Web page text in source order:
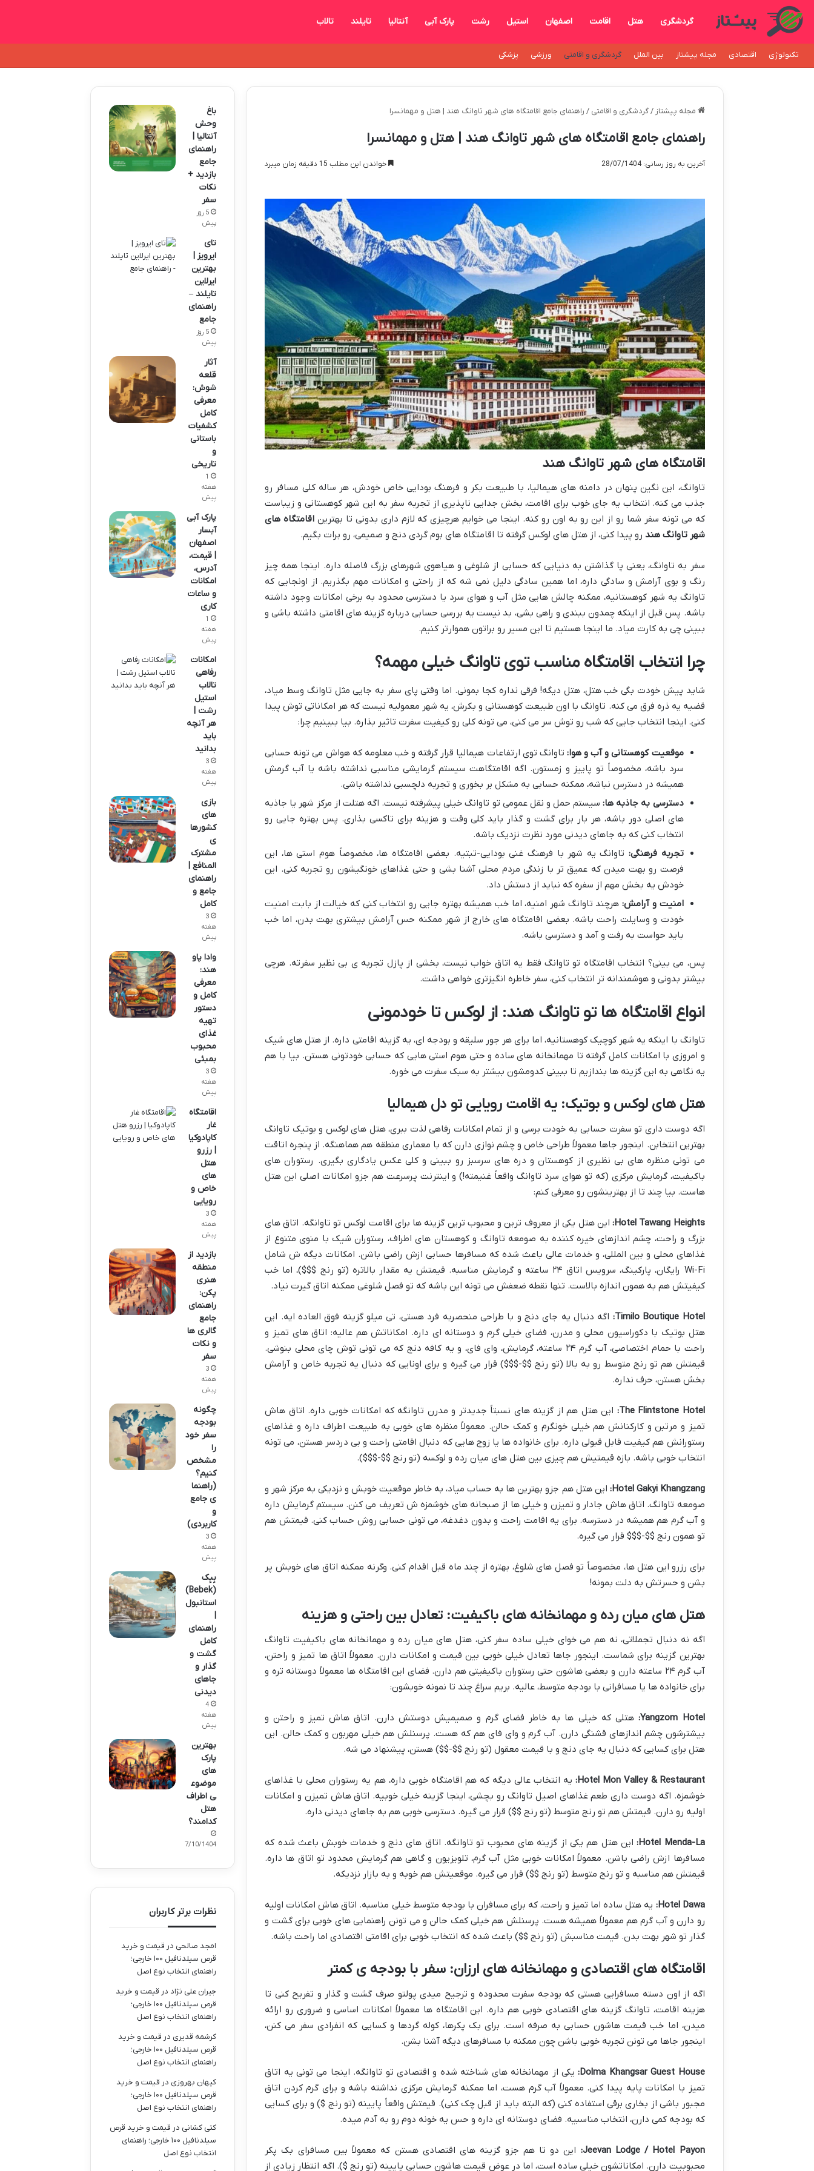
گردشگری هتل اقامت اصفهان استیل رشت پارک آبی آنتالیا تایلند تالاب
تکنولوژی اقتصادی مجله پیشتاز بین الملل گردشگری و اقامتی ورزشی پزشکی
مجله پیشتاز / گردشگری و اقامتی / راهنمای جامع اقامتگاه های شهر تاوانگ هند | هتل و مهمانسرا
راهنمای جامع اقامتگاه های شهر تاوانگ هند | هتل و مهمانسرا
آخرین به روز رسانی: 28/07/1404 خواندن این مطلب 15 دقیقه زمان میبرد
اقامتگاه های شهر تاوانگ هند
تاوانگ، این نگین پنهان در دامنه های هیمالیا، با طبیعت بکر و فرهنگ بودایی خاص خودش، هر ساله کلی مسافر رو
جذب می کنه. انتخاب یه جای خوب برای اقامت، بخش جدایی ناپذیری از تجربه سفر به این شهر کوهستانی و زیباست
که می تونه سفر شما رو از این رو به اون رو کنه. اینجا می خوایم هرچیزی که لازم داری بدونی تا بهترین اقامتگاه های
شهر تاوانگ هند رو پیدا کنی، از هتل های لوکس گرفته تا اقامتگاه های بوم گردی دنج و صمیمی، رو برات بگیم.
سفر به تاوانگ، یعنی پا گذاشتن به دنیایی که حسابی از شلوغی و هیاهوی شهرهای بزرگ فاصله داره. اینجا همه چیز
رنگ و بوی آرامش و سادگی داره، اما همین سادگی دلیل نمی شه که از راحتی و امکانات مهم بگذریم. از اونجایی که
تاوانگ یه شهر کوهستانیه، ممکنه چالش هایی مثل آب و هوای سرد یا دسترسی محدود به برخی امکانات وجود داشته
باشه. پس قبل از اینکه چمدون ببندی و راهی بشی، بد نیست یه بررسی حسابی درباره گزینه های اقامتی داشته باشی و
ببینی چی به کارت میاد. ما اینجا هستیم تا این مسیر رو براتون هموارتر کنیم.
چرا انتخاب اقامتگاه مناسب توی تاوانگ خیلی مهمه؟
شاید پیش خودت بگی خب هتل، هتل دیگه! فرقی نداره کجا بمونی. اما وقتی پای سفر به جایی مثل تاوانگ وسط میاد،
قضیه یه ذره فرق می کنه. تاوانگ با اون طبیعت کوهستانی و بکرش، یه شهر معمولیه نیست که هر امکاناتی توش پیدا
کنی. اینجا انتخاب جایی که شب رو توش سر می کنی، می تونه کلی رو کیفیت سفرت تاثیر بذاره. بیا ببینیم چرا:
موقعیت کوهستانی و آب و هوا: تاوانگ توی ارتفاعات هیمالیا قرار گرفته و خب معلومه که هواش می تونه حسابی
سرد باشه، مخصوصاً تو پاییز و زمستون. اگه اقامتگاهت سیستم گرمایشی مناسبی نداشته باشه یا آب گرمش
همیشه در دسترس نباشه، ممکنه حسابی به مشکل بر بخوری و تجربه دلچسبی نداشته باشی.
دسترسی به جاذبه ها:سیستم حمل و نقل عمومی تو تاوانگ خیلی پیشرفته نیست. اگه هتلت از مرکز شهر یا جاذبه
های اصلی دور باشه، هر بار برای گشت و گذار باید کلی وقت و هزینه برای تاکسی بذاری. پس بهتره جایی رو
انتخاب کنی که به جاهای دیدنی مورد نظرت نزدیک باشه.
تجربه فرهنگی:تاوانگ یه شهر با فرهنگ غنی بودایی-تبتیه. بعضی اقامتگاه ها، مخصوصاً هوم استی ها، این
فرصت رو بهت میدن که عمیق تر با زندگی مردم محلی آشنا بشی و حتی غذاهای خونگیشون رو تجربه کنی. این
خودش یه بخش مهم از سفره که نباید از دستش داد.
امنیت و آرامش:هرچند تاوانگ شهر امنیه، اما خب همیشه بهتره جایی رو انتخاب کنی که خیالت از بابت امنیت
خودت و وسایلت راحت باشه. بعضی اقامتگاه های خارج از شهر ممکنه حس آرامش بیشتری بهت بدن، اما خب
باید حواست به رفت و آمد و دسترسی باشه.
پس، می بینی؟ انتخاب اقامتگاه تو تاوانگ فقط یه اتاق خواب نیست، بخشی از پازل تجربه ی بی نظیر سفرته. هرچی
بیشتر بدونی و هوشمندانه تر انتخاب کنی، سفر خاطره انگیزتری خواهی داشت.
انواع اقامتگاه ها تو تاوانگ هند: از لوکس تا خودمونی
تاوانگ با اینکه یه شهر کوچیک کوهستانیه، اما برای هر جور سلیقه و بودجه ای، یه گزینه اقامتی داره. از هتل های شیک
و امروزی با امکانات کامل گرفته تا مهمانخانه های ساده و حتی هوم استی هایی که حسابی خودتونی هستن. بیا با هم
یه نگاهی به این گزینه ها بندازیم تا ببینی کدومشون بیشتر به سبک سفرت می خوره.
هتل های لوکس و بوتیک: یه اقامت رویایی تو دل هیمالیا
اگه دوست داری تو سفرت حسابی به خودت برسی و از تمام امکانات رفاهی لذت ببری، هتل های لوکس و بوتیک تاوانگ
بهترین انتخابن. اینجور جاها معمولاً طراحی خاص و چشم نوازی دارن که با معماری منطقه هم هماهنگه. از پنجره اتاقت
می تونی منظره های بی نظیری از کوهستان و دره های سرسبز رو ببینی و کلی عکس یادگاری بگیری. رستوران های
باکیفیت، گرمایش مرکزی (که تو هوای سرد تاوانگ واقعاً غنیمته!) و اینترنت پرسرعت هم جزو امکانات اصلی این هتل
هاست. بیا چند تا از بهترینشون رو معرفی کنم:
Hotel Tawang Heights:این هتل یکی از معروف ترین و محبوب ترین گزینه ها برای اقامت لوکس تو تاوانگه. اتاق های
بزرگ و راحت، چشم اندازهای خیره کننده به صومعه تاوانگ و کوهستان های اطراف، رستوران شیک با منوی متنوع از
غذاهای محلی و بین المللی، و خدمات عالی باعث شده که مسافرها حسابی ازش راضی باشن. امکانات دیگه ش شامل
Wi-Fi رایگان، پارکینگ، سرویس اتاق ۲۴ ساعته و گرمایش مناسبه. قیمتش یه مقدار بالاتره (تو رنج $$$)، اما خب
کیفیتش هم به همون اندازه بالاست. تنها نقطه ضعفش می تونه این باشه که تو فصل شلوغی ممکنه اتاق گیرت نیاد.
Timilo Boutique Hotel: اگه دنبال یه جای دنج و با طراحی منحصربه فرد هستی، تی میلو گزینه فوق العاده ایه. این
هتل بوتیک با دکوراسیون محلی و مدرن، فضای خیلی گرم و دوستانه ای داره. امکاناتش هم عالیه: اتاق های تمیز و
راحت با حمام اختصاصی، آب گرم ۲۴ ساعته، گرمایش، وای فای، و یه کافه دنج که می تونی توش چای محلی بنوشی.
قیمتش هم تو رنج متوسط رو به بالا (تو رنج $$-$$$) قرار می گیره و برای اونایی که دنبال یه تجربه خاص و آرامش
بخش هستن، حرف نداره.
The Flintstone Hotel: این هتل هم از گزینه های نسبتاً جدیدتر و مدرن تاوانگه که امکانات خوبی داره. اتاق هاش
تمیز و مرتبن و کارکنانش هم خیلی خونگرم و کمک حالن. معمولاً منظره های خوبی به طبیعت اطراف داره و غذاهای
رستورانش هم کیفیت قابل قبولی داره. برای خانواده ها یا زوج هایی که دنبال اقامتی راحت و بی دردسر هستن، می تونه
انتخاب خوبی باشه. بازه قیمتیش هم چیزی بین هتل های میان رده و لوکسه (تو رنج $$-$$$).
Hotel Gakyi Khangzang: این هتل هم جزو بهترین ها به حساب میاد، به خاطر موقعیت خوبش و نزدیکی به مرکز شهر و
صومعه تاوانگ. اتاق هاش جادار و تمیزن و خیلی ها از صبحانه های خوشمزه ش تعریف می کنن. سیستم گرمایش داره
و آب گرم هم همیشه در دسترسه. برای یه اقامت راحت و بدون دغدغه، می تونی حسابی روش حساب کنی. قیمتش هم
تو همون رنج $$-$$$ قرار می گیره.
برای رزرو این هتل ها، مخصوصاً تو فصل های شلوغ، بهتره از چند ماه قبل اقدام کنی. وگرنه ممکنه اتاق های خوبش پر
بشن و حسرتش به دلت بمونه!
هتل های میان رده و مهمانخانه های باکیفیت: تعادل بین راحتی و هزینه
اگه نه دنبال تجملاتی، نه هم می خوای خیلی ساده سفر کنی، هتل های میان رده و مهمانخانه های باکیفیت تاوانگ
بهترین گزینه برای شماست. اینجور جاها تعادل خیلی خوبی بین قیمت و امکانات دارن. معمولاً اتاق ها تمیز و راحتن،
آب گرم ۲۴ ساعته دارن و بعضی هاشون حتی رستوران باکیفیتی هم دارن. فضای این اقامتگاه ها معمولاً دوستانه تره و
برای خانواده ها یا مسافرانی با بودجه متوسط، عالیه. بریم سراغ چند تا نمونه خوبشون:
Yangzom Hotel:هتلی که خیلی ها به خاطر فضای گرم و صمیمیش دوستش دارن. اتاق هاش تمیز و راحتن و
بیشترشون چشم اندازهای قشنگی دارن. آب گرم و وای فای هم که هست. پرسنلش هم خیلی مهربون و کمک حالن. این
هتل برای کسایی که دنبال یه جای دنج و با قیمت معقول (تو رنج $$-$$) هستن، پیشنهاد می شه.
Hotel Mon Valley & Restaurant:یه انتخاب عالی دیگه که هم اقامتگاه خوبی داره، هم یه رستوران محلی با غذاهای
خوشمزه. اگه دوست داری طعم غذاهای اصیل تاوانگ رو بچشی، اینجا گزینه خیلی خوبیه. اتاق هاش تمیزن و امکانات
اولیه رو دارن. قیمتش هم تو رنج متوسط (تو رنج $$) قرار می گیره. دسترسی خوبی هم به جاهای دیدنی داره.
Hotel Menda-La:این هتل هم یکی از گزینه های محبوب تو تاوانگه. اتاق های دنج و خدمات خوبش باعث شده که
مسافرها ازش راضی باشن. معمولاً امکانات خوبی مثل آب گرم، تلویزیون و گاهی هم گرمایش محدود تو اتاق ها داره.
قیمتش هم مناسبه و تو رنج متوسط (تو رنج $$) قرار می گیره. موقعیتش هم خوبه و به بازار نزدیکه.
Hotel Dawa: یه هتل ساده اما تمیز و راحت، که برای مسافران با بودجه متوسط خیلی مناسبه. اتاق هاش امکانات اولیه
رو دارن و آب گرم هم معمولاً همیشه هست. پرسنلش هم خیلی کمک حالن و می تونن راهنمایی های خوبی برای گشت و
گذار تو شهر بهت بدن. قیمت مناسبش (تو رنج $$) باعث شده که انتخاب خوبی برای اقامتی اقتصادی اما راحت باشه.
اقامتگاه های اقتصادی و مهمانخانه های ارزان: سفر با بودجه ی کمتر
اگه از اون دسته مسافرایی هستی که بودجه سفرت محدوده و ترجیح میدی پولتو صرف گشت و گذار و تفریح کنی تا
هزینه اقامت، تاوانگ گزینه های اقتصادی خوبی هم داره. این اقامتگاه ها معمولاً امکانات اساسی و ضروری رو ارائه
میدن، اما خب قیمت هاشون حسابی به صرفه است. برای بک پکرها، کوله گردها و کسایی که انفرادی سفر می کنن،
اینجور جاها می تونن تجربه خوبی باشن چون ممکنه با مسافرهای دیگه آشنا بشن.
Dolma Khangsar Guest House:یکی از مهمانخانه های شناخته شده و اقتصادی تو تاوانگه. اینجا می تونی یه اتاق
تمیز با امکانات پایه پیدا کنی. معمولاً آب گرم هست، اما ممکنه گرمایش مرکزی نداشته باشه و برای گرم کردن اتاق
مجبور باشی از بخاری برقی استفاده کنی (که البته باید از قبل چک کنی). قیمتش واقعاً پایینه (تو رنج $) و برای کسایی
که بودجه کمی دارن، انتخاب مناسبیه. فضای دوستانه ای داره و حس یه خونه دوم رو به آدم میده.
Jeevan Lodge / Hotel Payon: این دو تا هم جزو گزینه های اقتصادی هستن که معمولاً بین مسافرای بک پکر
محبوبیت دارن. امکاناتشون خیلی ساده است، اما در عوض قیمت هاشون حسابی پایینه (تو رنج $). اگه انتظار زیادی از
باغ
وحش
آنتالیا |
راهنمای
جامع
بازدید +
نکات
سفر
5 روز
پیش
تای
ایرویز |
بهترین
ایرلاین
تایلند –
راهنمای
جامع
5 روز
پیش
آثار
قلعه
شوش:
معرفی
کامل
کشفیات
باستانی
و
تاریخی
1
هفته
پیش
پارک آبی
آبسار
اصفهان
| قیمت،
آدرس،
امکانات
و ساعات
کاری
1
هفته
پیش
امکانات
رفاهی
تالاب
استیل
رشت |
هر آنچه
باید
بدانید
3
هفته
پیش
بازی
های
کشورها
ی
مشترک
المنافع |
راهنمای
جامع و
کامل
3
هفته
پیش
وادا پاو
هند:
معرفی
کامل و
دستور
تهیه
غذای
محبوب
بمبئی
3
هفته
پیش
اقامتگاه
غار
کاپادوکیا
| رزرو
هتل
های
خاص و
رویایی
3
هفته
پیش
بازدید از
منطقه
هنری
پکن:
راهنمای
جامع
گالری ها
و نکات
سفر
3
هفته
پیش
چگونه
بودجه
سفر خود
را
مشخص
کنیم؟
(راهنما
ی جامع
و
کاربردی)
3
هفته
پیش
بِبِک
(Bebek)
استانبول
|
راهنمای
کامل
گشت و
گذار و
جاهای
دیدنی
4
هفته
پیش
بهترین
پارک
های
موضوع
ی اطراف
هتل
کدامند؟
07/10/1404
نظرات برتر کاربران
امجد صالحی در قیمت و خرید
قرص سیلدنافیل ۱۰۰ خارجی؛
راهنمای انتخاب نوع اصل
جیران علی نژاد در قیمت و خرید
قرص سیلدنافیل ۱۰۰ خارجی؛
راهنمای انتخاب نوع اصل
کرشمه قدیری در قیمت و خرید
قرص سیلدنافیل ۱۰۰ خارجی؛
راهنمای انتخاب نوع اصل
کیهان بهروزی در قیمت و خرید
قرص سیلدنافیل ۱۰۰ خارجی؛
راهنمای انتخاب نوع اصل
کتی کشانی در قیمت و خرید قرص
سیلدنافیل ۱۰۰ خارجی؛ راهنمای
انتخاب نوع اصل